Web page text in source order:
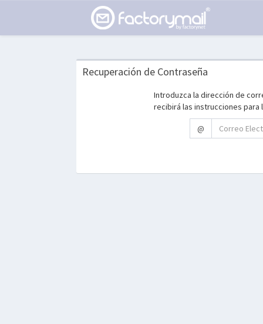
Recuperación de Contraseña
Introduzca la dirección de
recibirá las instrucciones para
@